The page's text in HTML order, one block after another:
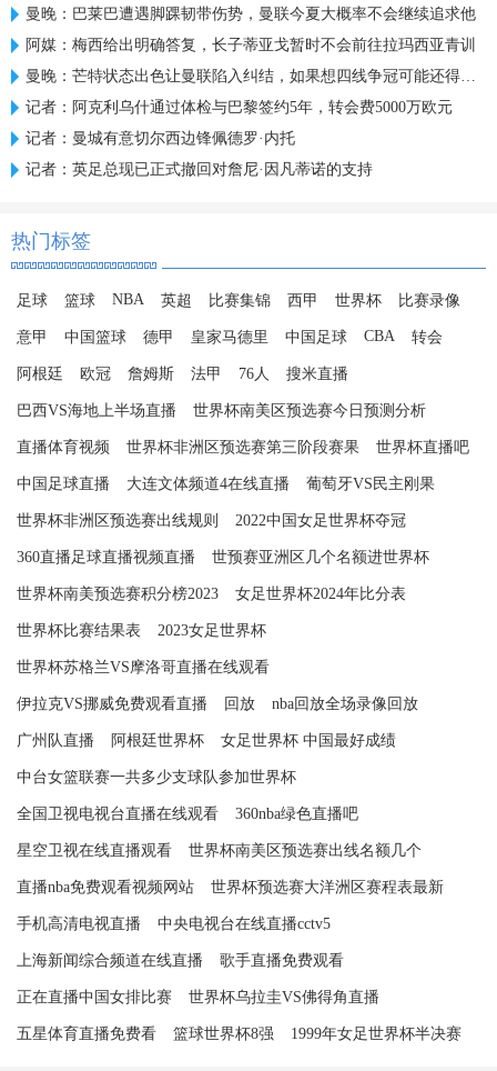
曼晚：巴莱巴遭遇脚踝韧带伤势，曼联今夏大概率不会继续追求他
阿媒：梅西给出明确答复，长子蒂亚戈暂时不会前往拉玛西亚青训
曼晚：芒特状态出色让曼联陷入纠结，如果想四线争冠可能还得买人
记者：阿克利乌什通过体检与巴黎签约5年，转会费5000万欧元
记者：曼城有意切尔西边锋佩德罗·内托
记者：英足总现已正式撤回对詹尼·因凡蒂诺的支持
热门标签
足球 篮球 NBA 英超 比赛集锦 西甲 世界杯 比赛录像
意甲 中国篮球 德甲 皇家马德里 中国足球 CBA 转会
阿根廷 欧冠 詹姆斯 法甲 76人 搜米直播
巴西VS海地上半场直播 世界杯南美区预选赛今日预测分析
直播体育视频 世界杯非洲区预选赛第三阶段赛果 世界杯直播吧
中国足球直播 大连文体频道4在线直播 葡萄牙VS民主刚果
世界杯非洲区预选赛出线规则 2022中国女足世界杯夺冠
360直播足球直播视频直播 世预赛亚洲区几个名额进世界杯
世界杯南美预选赛积分榜2023 女足世界杯2024年比分表
世界杯比赛结果表 2023女足世界杯
世界杯苏格兰VS摩洛哥直播在线观看
伊拉克VS挪威免费观看直播 回放 nba回放全场录像回放
广州队直播 阿根廷世界杯 女足世界杯 中国最好成绩
中台女篮联赛一共多少支球队参加世界杯
全国卫视电视台直播在线观看 360nba绿色直播吧
星空卫视在线直播观看 世界杯南美区预选赛出线名额几个
直播nba免费观看视频网站 世界杯预选赛大洋洲区赛程表最新
手机高清电视直播 中央电视台在线直播cctv5
上海新闻综合频道在线直播 歌手直播免费观看
正在直播中国女排比赛 世界杯乌拉圭VS佛得角直播
五星体育直播免费看 篮球世界杯8强 1999年女足世界杯半决赛